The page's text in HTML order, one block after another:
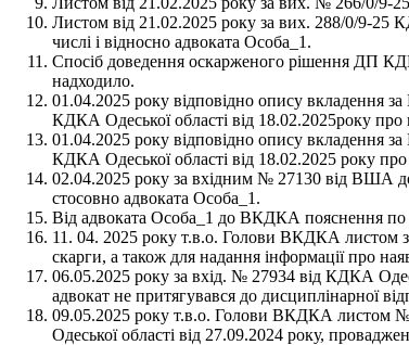
Листом від 21.02.2025 року за вих. 288/0/9-25
числі і відносно адвоката Особа_1.
Спосіб доведення оскарженого рішення ДП
надходило.
01.04.2025 року відповідно опису
КДКА Одеської області від 18.02.2025року
01.04.2025 року відповідно опису
КДКА Одеської області від 18.02.2025 року
02.04.2025 року за вхідним № 27130 від ВША
стосовно адвоката Особа_1.
Від адвоката Особа_1 до ВКДКА пояснення
11. 04. 2025 року т.в.о. Голови ВКДКА листом
скарги, а також для надання інформації про
06.05.2025 року за вхід. № 27934 від КДКА
адвокат не притягувався до дисциплінарної
09.05.2025 року т.в.о. Голови ВКДКА листом
Одеської області від 27.09.2024 року,